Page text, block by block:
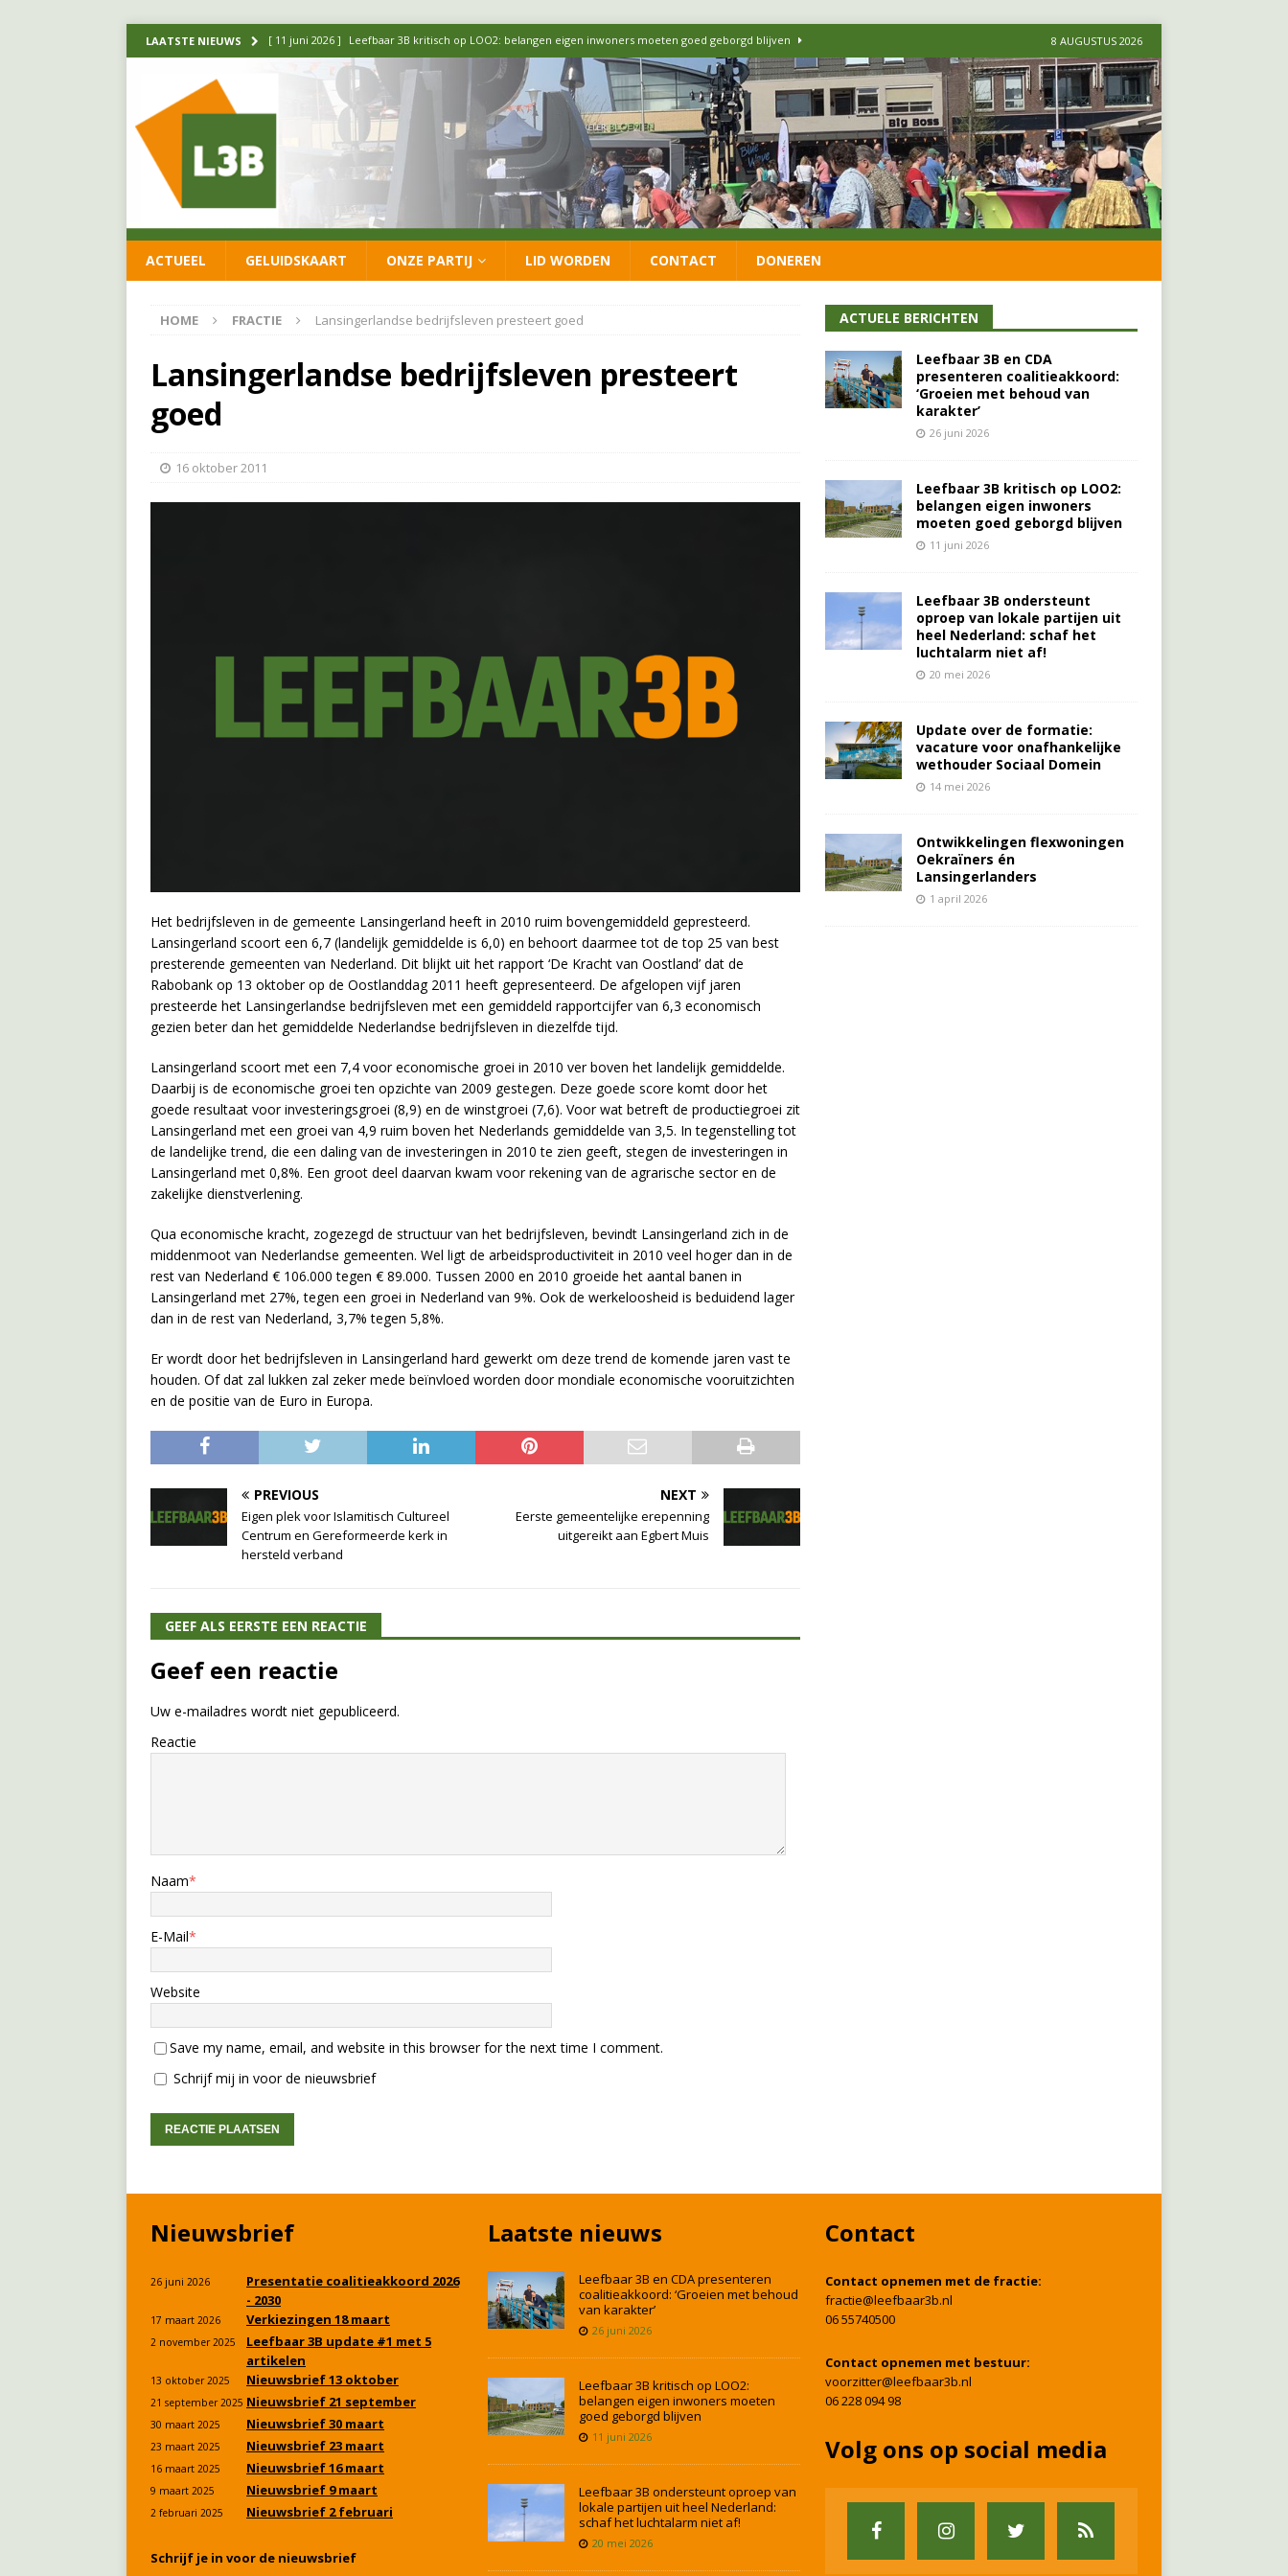
LAATSTE NIEUWS [ 11 juni 2026 ] Leefbaar 3B kritisch op LOO2: belangen eigen inwoners moeten goed geborgd blijven
[ 20 mei 2026 ] Leefbaar 3B ondersteunt oproep van lokale partijen uit heel Nederland: schaf het
luchtalarm niet af! FRACTIE
[ 14 mei 2026 ] Update over de formatie: vacature voor onafhankelijke wethouder Sociaal Domein
[ 26 juni 2026 ] Leefbaar 3B en CDA presenteren coalitieakkoord: ‘Groeien met behoud van karakter’
8 AUGUSTUS 2026
ACTUEEL GELUIDSKAART ONZE PARTIJ LID WORDEN CONTACT DONEREN
HOME FRACTIE Lansingerlandse bedrijfsleven presteert goed
Lansingerlandse bedrijfsleven presteert
goed
16 oktober 2011
Het bedrijfsleven in de gemeente Lansingerland heeft in 2010 ruim bovengemiddeld gepresteerd.
Lansingerland scoort een 6,7 (landelijk gemiddelde is 6,0) en behoort daarmee tot de top 25 van best
presterende gemeenten van Nederland. Dit blijkt uit het rapport ‘De Kracht van Oostland’ dat de
Rabobank op 13 oktober op de Oostlanddag 2011 heeft gepresenteerd. De afgelopen vijf jaren
presteerde het Lansingerlandse bedrijfsleven met een gemiddeld rapportcijfer van 6,3 economisch
gezien beter dan het gemiddelde Nederlandse bedrijfsleven in diezelfde tijd.
Lansingerland scoort met een 7,4 voor economische groei in 2010 ver boven het landelijk gemiddelde.
Daarbij is de economische groei ten opzichte van 2009 gestegen. Deze goede score komt door het
goede resultaat voor investeringsgroei (8,9) en de winstgroei (7,6). Voor wat betreft de productiegroei zit
Lansingerland met een groei van 4,9 ruim boven het Nederlands gemiddelde van 3,5. In tegenstelling tot
de landelijke trend, die een daling van de investeringen in 2010 te zien geeft, stegen de investeringen in
Lansingerland met 0,8%. Een groot deel daarvan kwam voor rekening van de agrarische sector en de
zakelijke dienstverlening.
Qua economische kracht, zogezegd de structuur van het bedrijfsleven, bevindt Lansingerland zich in de
middenmoot van Nederlandse gemeenten. Wel ligt de arbeidsproductiviteit in 2010 veel hoger dan in de
rest van Nederland € 106.000 tegen € 89.000. Tussen 2000 en 2010 groeide het aantal banen in
Lansingerland met 27%, tegen een groei in Nederland van 9%. Ook de werkeloosheid is beduidend lager
dan in de rest van Nederland, 3,7% tegen 5,8%.
Er wordt door het bedrijfsleven in Lansingerland hard gewerkt om deze trend de komende jaren vast te
houden. Of dat zal lukken zal zeker mede beïnvloed worden door mondiale economische vooruitzichten
en de positie van de Euro in Europa.
PREVIOUS
Eigen plek voor Islamitisch Cultureel
Centrum en Gereformeerde kerk in
hersteld verband
NEXT
Eerste gemeentelijke erepenning
uitgereikt aan Egbert Muis
GEEF ALS EERSTE EEN REACTIE
Geef een reactie
Uw e-mailadres wordt niet gepubliceerd.
Reactie
Naam*
E-Mail*
Website
Save my name, email, and website in this browser for the next time I comment.
Schrijf mij in voor de nieuwsbrief
ACTUELE BERICHTEN
Leefbaar 3B en CDA
presenteren coalitieakkoord:
‘Groeien met behoud van
karakter’
26 juni 2026
Leefbaar 3B kritisch op LOO2:
belangen eigen inwoners
moeten goed geborgd blijven
11 juni 2026
Leefbaar 3B ondersteunt
oproep van lokale partijen uit
heel Nederland: schaf het
luchtalarm niet af!
20 mei 2026
Update over de formatie:
vacature voor onafhankelijke
wethouder Sociaal Domein
14 mei 2026
Ontwikkelingen flexwoningen
Oekraïners én
Lansingerlanders
1 april 2026
Nieuwsbrief
26 juni 2026
Presentatie coalitieakkoord 2026
- 2030
17 maart 2026 Verkiezingen 18 maart
2 november 2025
Leefbaar 3B update #1 met 5
artikelen
13 oktober 2025 Nieuwsbrief 13 oktober
21 september 2025 Nieuwsbrief 21 september
30 maart 2025 Nieuwsbrief 30 maart
23 maart 2025 Nieuwsbrief 23 maart
16 maart 2025 Nieuwsbrief 16 maart
9 maart 2025 Nieuwsbrief 9 maart
2 februari 2025 Nieuwsbrief 2 februari
Schrijf je in voor de nieuwsbrief
Laatste nieuws
Leefbaar 3B en CDA presenteren
coalitieakkoord: ‘Groeien met behoud
van karakter’
26 juni 2026
Leefbaar 3B kritisch op LOO2:
belangen eigen inwoners moeten
goed geborgd blijven
11 juni 2026
Leefbaar 3B ondersteunt oproep van
lokale partijen uit heel Nederland:
schaf het luchtalarm niet af!
20 mei 2026
Contact
Contact opnemen met de fractie:
fractie@leefbaar3b.nl
06 55740500
Contact opnemen met bestuur:
voorzitter@leefbaar3b.nl
06 228 094 98
Volg ons op social media